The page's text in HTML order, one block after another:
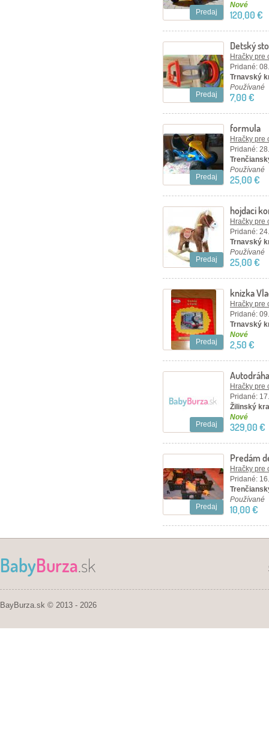
Predaj
Nové
120,00 €
Predaj
Detský
Hračky pre
Pridané:
Trnavský
Používané
7,00 €
Predaj
formula
Hračky pre
Pridané:
Používané
25,00 €
Predaj
hojdaci
Hračky pre
Pridané:
Trnavský
Používané
25,00 €
Predaj
knizka
Hračky pre
Pridané:
Trnavský
Nové
2,50 €
Predaj
SPEED
Hračky pre
Pridané:
Žilinský
Nové
329,00 €
Predaj
Predám
deti
Hračky pre
Pridané:
Používané
10,00 €
BabyBurza.sk
BayBurza.sk © 2013 - 2026